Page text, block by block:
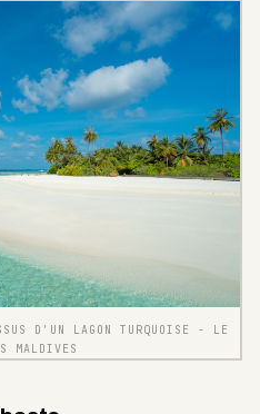
D'UN LAGON TURQUOISE - LE
MALDIVES